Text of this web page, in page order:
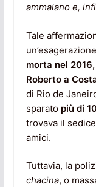
ammalano e,
Tale
morta nel
Roberto a
di Rio de
sparato più di
trovava il
amici.
Tuttavia, la
chacina, o